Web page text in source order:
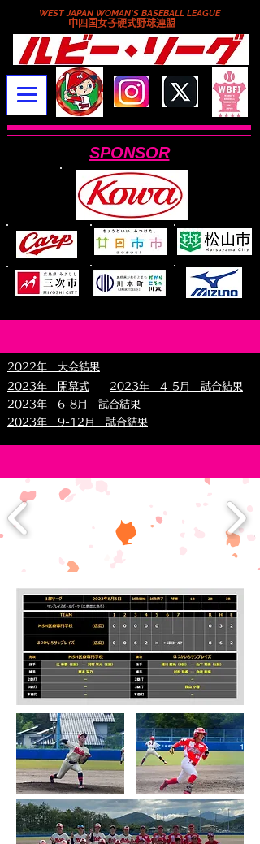
WEST JAPAN WOMAN'S BASEBALL LEAGUE
​中四国女子硬式野球連盟
SPONSOR
2022年 大会結果
2023年 開幕式
2023年 4-5月 試合結果
2023年 6-8月 試合結果
2023年 9-12月 試合結果